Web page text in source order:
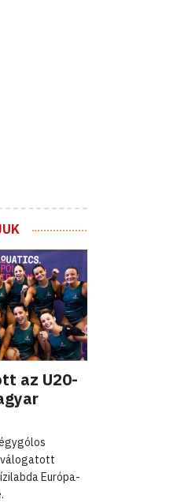
az U20-
válogatott
Európa-